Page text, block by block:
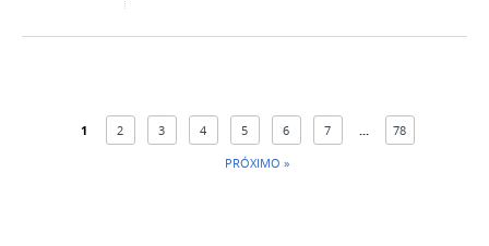
1 2 3 4 5 6 7
78
PRÓXIMO »